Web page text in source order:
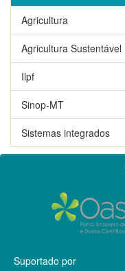
Agricultura
Agricultura Sustentável
Ilpf
Sinop-MT
Sistemas integrados
Suportado por